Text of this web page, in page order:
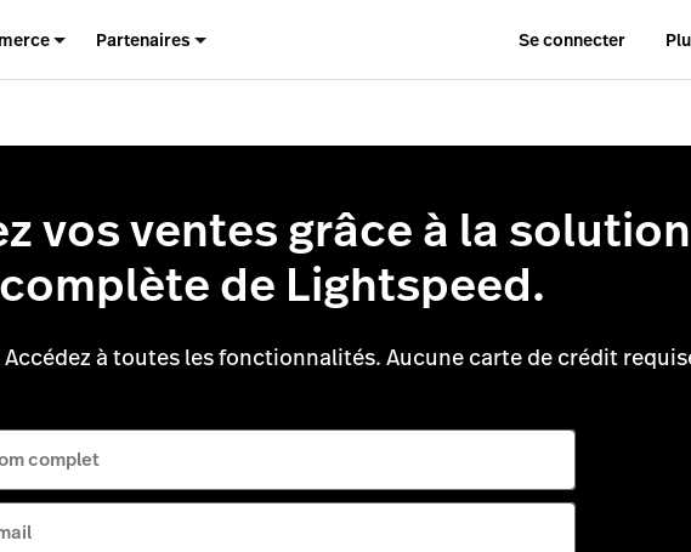
Partenaires Se connecter
vos ventes grâce à la solution
complète de Lightspeed.
Accédez à toutes les fonctionnalités. Aucune carte de crédit
complet